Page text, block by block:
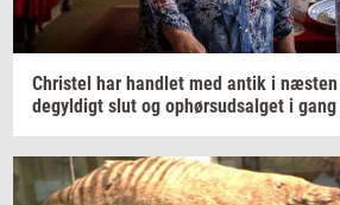
Chri­stel har hand­let med antik i næ­sten
de­gyl­digt slut og op­hør­s­ud­sal­get i gang